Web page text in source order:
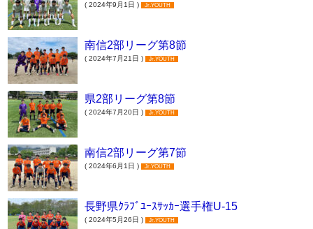
( 2024年9月1日 ) Jr.YOUTH
南信2部リーグ第8節
( 2024年7月21日 ) Jr.YOUTH
県2部リーグ第8節
( 2024年7月20日 ) Jr.YOUTH
南信2部リーグ第7節
( 2024年6月1日 ) Jr.YOUTH
長野県ｸﾗﾌﾞﾕｰｽｻｯｶｰ選手権U-15
( 2024年5月26日 ) Jr.YOUTH